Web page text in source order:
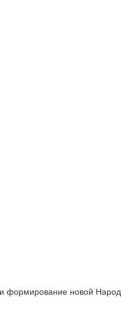
формирование новой